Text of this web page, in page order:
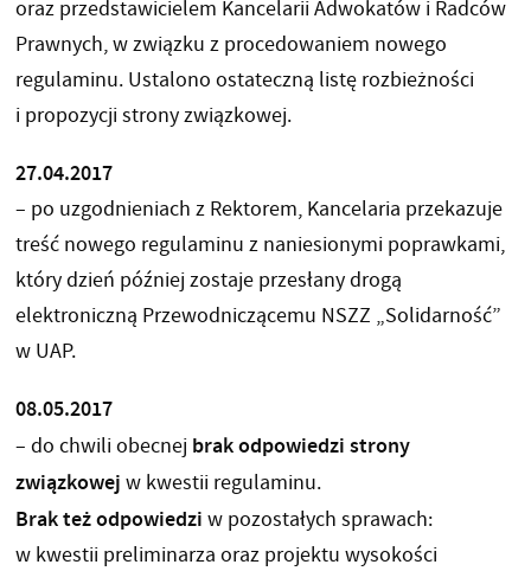
oraz przedstawicielem Kancelarii Adwokatów i Radców
Prawnych, w związku z procedowaniem nowego
regulaminu. Ustalono ostateczną listę rozbieżności
i propozycji strony związkowej.
27.04.2017
– po uzgodnieniach z Rektorem, Kancelaria przekazuje
treść nowego regulaminu z naniesionymi poprawkami,
który dzień później zostaje przesłany drogą
elektroniczną Przewodniczącemu NSZZ „Solidarność”
w UAP.
08.05.2017
– do chwili obecnej brak odpowiedzi strony
związkowej w kwestii regulaminu.
Brak też odpowiedzi w pozostałych sprawach:
w kwestii preliminarza oraz projektu wysokości